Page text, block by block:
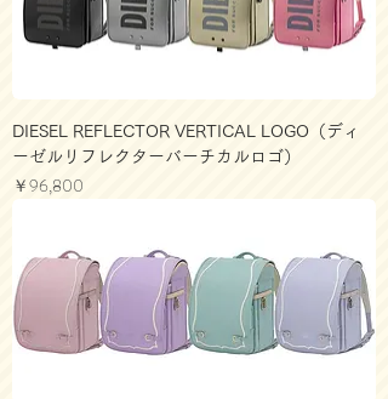
DIESEL REFLECTOR VERTICAL LOGO（ディ
ーゼルリフレクターバーチカルロゴ）
価格
￥96,800